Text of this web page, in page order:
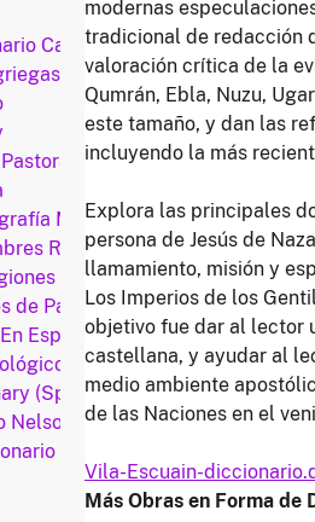
modernas
tradicional de redacción
valoración crítica de la
Qumrán, Ebla, Nuzu,
este tamaño, y dan las
incluyendo la más
Explora las principales
persona de Jesús de
llamamiento, misión y
Los Imperios de los
objetivo fue dar al lector
castellana, y ayudar al
medio ambiente
de las Naciones en el
Vila-Escuain-
Más Obras en Forma de
Catolico.dctx
del-nuevo-testamento.dctx
Martens
RV1909
y Sectas
de Palabras del A.T. y N.T.
Español
el Dios Cristiano
(Spanish) (Hitchcock_Esp).dctx
de Vila-Escuain